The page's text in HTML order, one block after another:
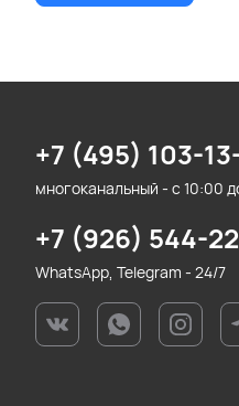
+7 (495) 103-
многоканальный - с 10:00
+7 (926) 544-
WhatsApp, Telegram - 24/7